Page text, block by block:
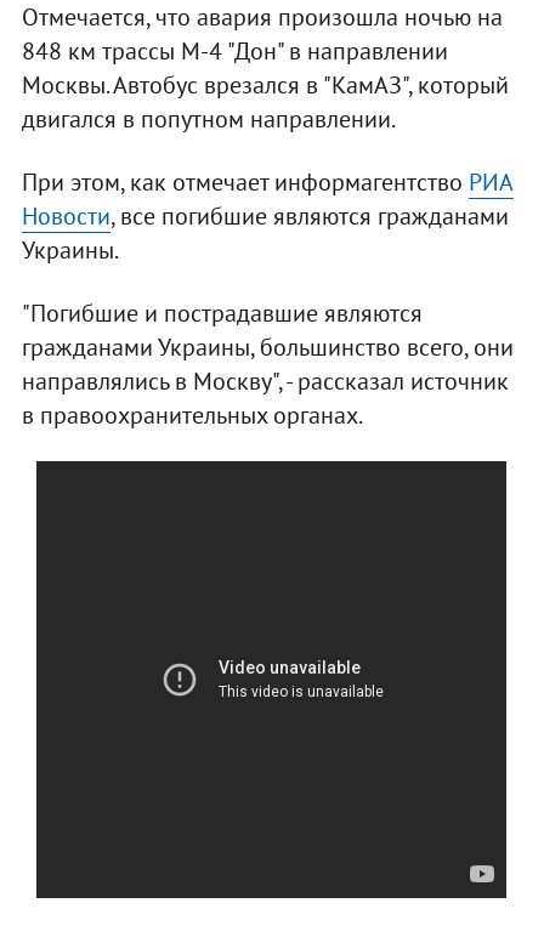
Отмечается, что авария произошла ночью на
848 км трассы М-4 "Дон" в направлении
Москвы. Автобус врезался в "КамАЗ", который
двигался в попутном направлении.
При этом, как отмечает информагентство РИА
Новости, все погибшие являются гражданами
Украины.
"Погибшие и пострадавшие являются
гражданами Украины, большинство всего, они
направлялись в Москву", - рассказал источник
в правоохранительных органах.